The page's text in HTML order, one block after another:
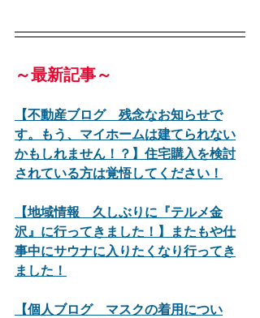
～最新記事～
【不動産ブログ　残念なお知らせで
す。もう、マイホームは建てられない
かもしれません！？】住宅購入を検討
されている方は覚悟してください！
【地域情報　久しぶりに『テルメ金
沢』に行ってきました！】またもや仕
事中にサウナに入りたくなり行ってき
ました！
【個人ブログ　マスクの着用につい